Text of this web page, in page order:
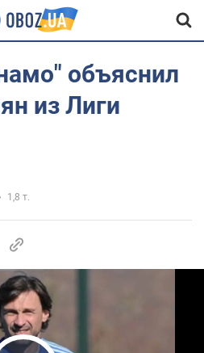
объяснил
из Лиги
1,8 т.